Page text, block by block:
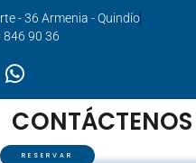
- 36 Armenia - Quindío
846 90 36
CONTÁCTENOS
RESERVAR